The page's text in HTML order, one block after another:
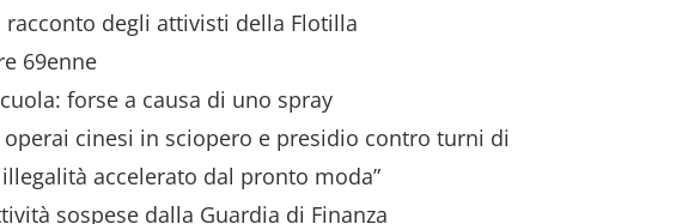
degli attivisti della Flotilla
69enne
forse a causa di uno spray
operai cinesi in sciopero e presidio contro turni di
accelerato dal pronto moda”
sospese dalla Guardia di Finanza